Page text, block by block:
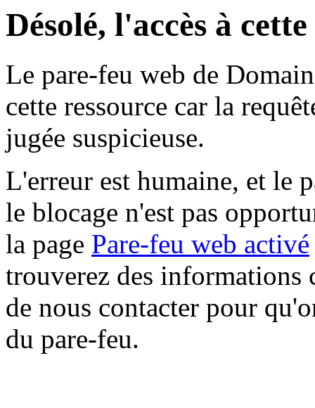
Désolé, l'accès à
Le pare-feu web de
cette ressource car la
jugée suspicieuse.
L'erreur est humaine, et le
le blocage n'est pas
la page Pare-feu web activé
trouverez des informations
de nous contacter pour
du pare-feu.